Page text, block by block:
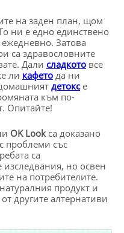
на заден план, щом
ни е едно единствено
Затова
са здравословните
Дали сладкото все
ли кафето да ни
детоксе
към по-
Опитайте!
OK Look са доказано
проблеми със
са
но освен
на потребителите.
продукт и
другите алтернативи